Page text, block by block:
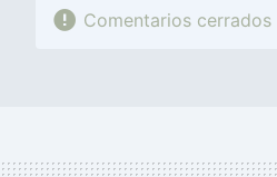
Comentarios cerrados